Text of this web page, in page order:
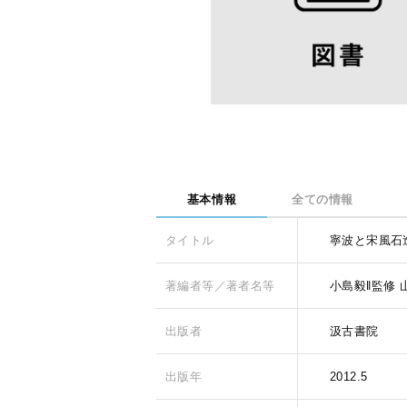
基本情報 全ての情報
タイトル 寧波と宋風石
著編者等／著者名等 小島毅‖監修
出版者 汲古書院
出版年 2012.5